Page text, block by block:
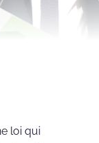
loi qui